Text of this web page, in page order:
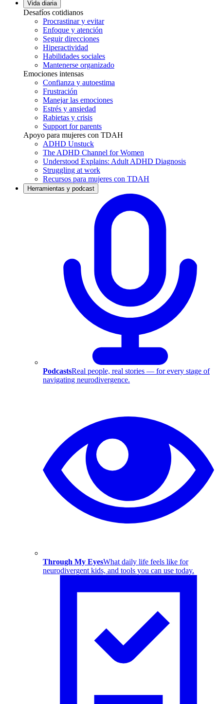
Vida diaria
Desafíos cotidianos
Procrastinar y evitar
Enfoque y atención
Seguir direcciones
Hiperactividad
Habilidades sociales
Mantenerse organizado
Emociones intensas
Confianza y autoestima
Frustración
Manejar las emociones
Estrés y ansiedad
Rabietas y crisis
Support for parents
Apoyo para mujeres con TDAH
ADHD Unstuck
The ADHD Channel for Women
Understood Explains: Adult ADHD Diagnosis
Struggling at work
Recursos para mujeres con TDAH
Herramientas y podcast
PodcastsReal people, real stories — for every stage of
navigating neurodivergence.
Through My EyesWhat daily life feels like for
neurodivergent kids, and tools you can use today.